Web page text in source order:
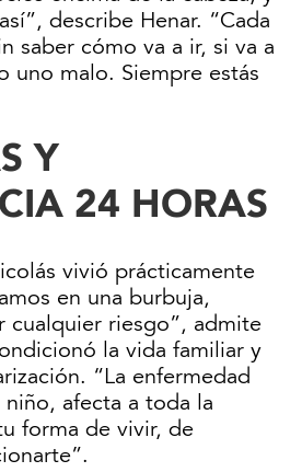
describe Henar. “Cada
saber cómo va a ir, si va a
uno malo. Siempre estás
Y
24 HORAS
vivió prácticamente
en una burbuja,
cualquier riesgo”, admite
la vida familiar y
“La enfermedad
afecta a toda la
forma de vivir, de